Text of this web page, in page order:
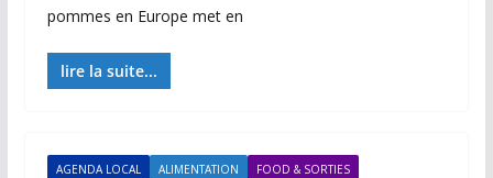
pommes en Europe met en
lire la suite...
AGENDA LOCAL ALIMENTATION FOOD & SORTIES